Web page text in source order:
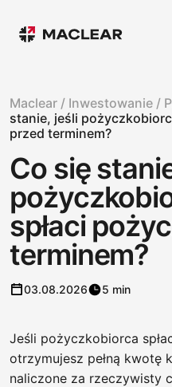
Maclear / Inwestowanie /
stanie, jeśli
przed terminem?
Co się
spłaci
terminem?
03.08.2026 5 min
Jeśli pożyczkobiorca
otrzymujesz pełną kwotę
naliczone za rzeczywisty